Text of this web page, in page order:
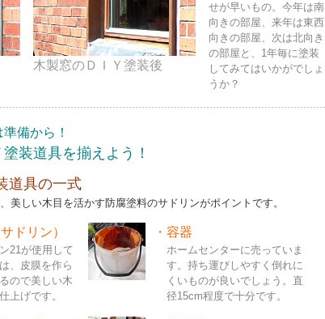
木製窓のＤＩＹ塗装後
せが早いもの。今年は南
向きの部屋、来年は東西
向きの部屋、次は北向き
の部屋と、1年毎に塗装
してみてはいかがでしょ
うか？
備から！
装道具を揃えよう！
道具の一式
美しい木目を活かす防腐塗料のサドリンがポイントです。
ドリン）
21が使用して
、皮膜を作ら
ので美しい木
上げです。
・ 容器
ホームセンターに売っていま
す。持ち運びしやすく倒れに
くいものが良いでしょう。直
径15cm程度で十分です。